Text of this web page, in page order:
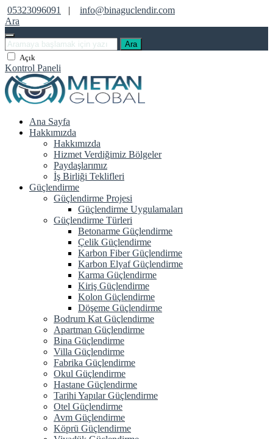
05323096091 |
info@binaguclendir.com
Ara
Ara
Açık
Kontrol Paneli
Ana Sayfa
Hakkımızda
Hakkımızda
Hizmet Verdiğimiz Bölgeler
Paydaşlarımız
İş Birliği Teklifleri
Güçlendirme
Güçlendirme Projesi
Güçlendirme Uygulamaları
Güçlendirme Türleri
Betonarme Güçlendirme
Çelik Güçlendirme
Karbon Fiber Güçlendirme
Karbon Elyaf Güçlendirme
Karma Güçlendirme
Kiriş Güçlendirme
Kolon Güçlendirme
Döşeme Güçlendirme
Bodrum Kat Güçlendirme
Apartman Güçlendirme
Bina Güçlendirme
Villa Güçlendirme
Fabrika Güçlendirme
Okul Güçlendirme
Hastane Güçlendirme
Tarihi Yapılar Güçlendirme
Otel Güçlendirme
Avm Güçlendirme
Köprü Güçlendirme